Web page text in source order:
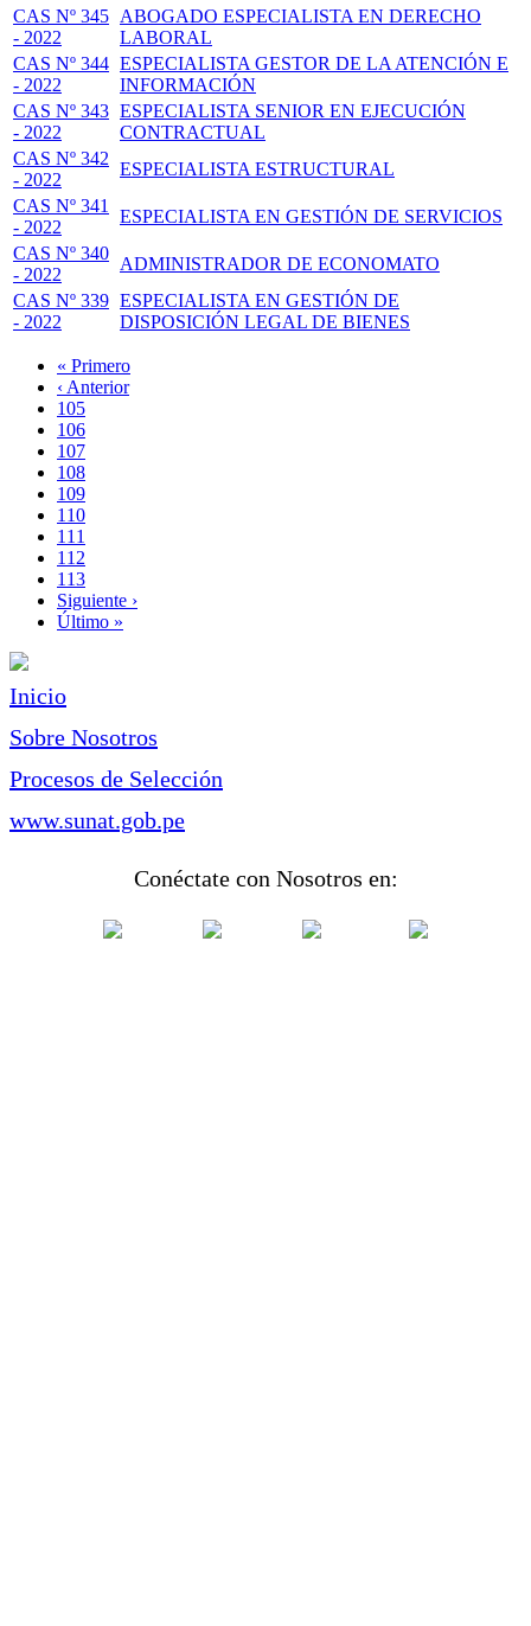
CAS Nº 345
- 2022
ABOGADO ESPECIALISTA EN DERECHO
LABORAL
CAS Nº 344
- 2022
ESPECIALISTA GESTOR DE LA ATENCIÓN E
INFORMACIÓN
CAS Nº 343
- 2022
ESPECIALISTA SENIOR EN EJECUCIÓN
CONTRACTUAL
CAS Nº 342
- 2022
ESPECIALISTA ESTRUCTURAL
CAS Nº 341
- 2022
ESPECIALISTA EN GESTIÓN DE SERVICIOS
CAS Nº 340
- 2022
ADMINISTRADOR DE ECONOMATO
CAS Nº 339
- 2022
ESPECIALISTA EN GESTIÓN DE
DISPOSICIÓN LEGAL DE BIENES
Paginación
Primera
página
« Primero
Página
anterior
‹ Anterior
Page
105
Page
106
Page
107
Page
108
Página
actual
109
Page
110
Page
111
Page
112
Page
113
Siguiente
página
Siguiente ›
Última
Último »
Inicio
Sobre Nosotros
Procesos de Selección
www.sunat.gob.pe
Conéctate con Nosotros en: